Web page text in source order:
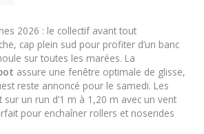
2026 : le collectif avant tout
cap plein sud pour profiter d’un banc
sur toutes les marées. La
assure une fenêtre optimale de glisse,
reste annoncé pour le samedi. Les
un run d’1 m à 1,20 m avec un vent
pour enchaîner rollers et noserides